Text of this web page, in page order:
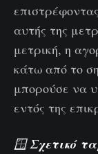
αυτής της
μετρική, η
κάτω από το
μπορούσε να
εντός της
🪟Σχετικό